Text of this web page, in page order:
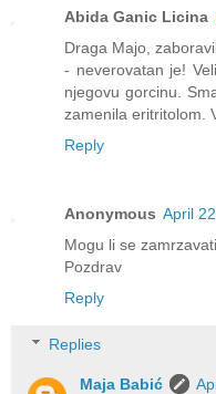
Abida Ganic Licina
Draga Majo,
- neverovatan je!
njegovu gorcinu.
zamenila eritritolom.
Reply
Anonymous April
Mogu li se
Pozdrav
Reply
Replies
Maja Babić